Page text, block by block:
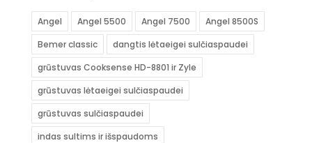
Angel Angel 5500 Angel 7500
Angel 8500S
Bemer classic
dangtis lėtaeigei sulčiaspaudei
grūstuvas Cooksense HD-8801 ir Zyle
grūstuvas lėtaeigei sulčiaspaudei
grūstuvas sulčiaspaudei
indas sultims ir išspaudoms